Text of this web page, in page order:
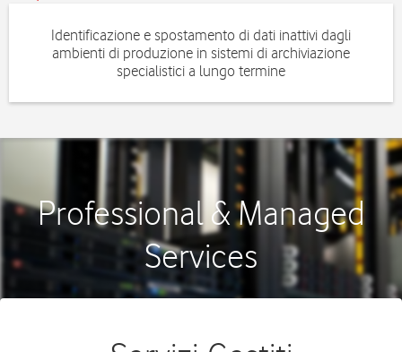
Identificazione e spostamento di dati inattivi dagli
ambienti di produzione in sistemi di archiviazione
specialistici a lungo termine
Professional & Managed
Services